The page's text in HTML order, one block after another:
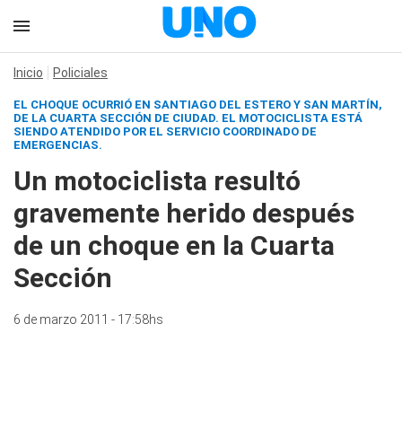
Inicio Policiales
EL CHOQUE OCURRIÓ EN SANTIAGO DEL ESTERO Y SAN MARTÍN,
DE LA CUARTA SECCIÓN DE CIUDAD. EL MOTOCICLISTA ESTÁ
SIENDO ATENDIDO POR EL SERVICIO COORDINADO DE
EMERGENCIAS.
Un motociclista resultó
gravemente herido después
de un choque en la Cuarta
Sección
6 de marzo 2011 - 17:58hs